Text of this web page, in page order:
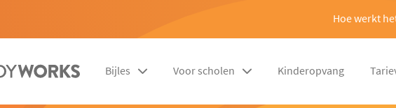
Hoe werkt
Bijles Voor scholen Kinderopvang